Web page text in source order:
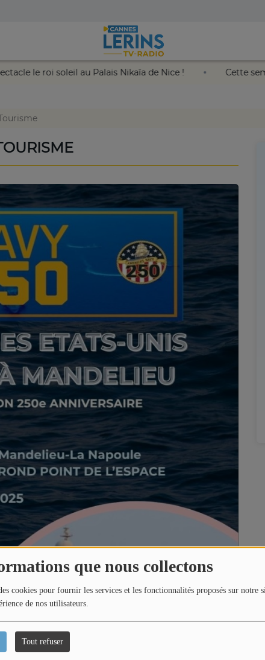
que nous collectons
cookies pour fournir les services et les fonctionnalités proposés sur notre
de nos utilisateurs.
Tout refuser
2 places pour le spectacle le roi soleil au Palais Nikaïa de